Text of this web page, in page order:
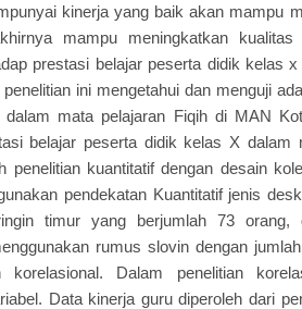
kinerja yang baik akan mampu
mampu meningkatkan kualitas
prestasi belajar peserta didik kelas
ini mengetahui dan menguji
mata pelajaran Fiqih di MAN
belajar peserta didik kelas X dalam
penelitian kuantitatif dengan desain
pendekatan Kuantitatif jenis
timur yang berjumlah 73 orang,
rumus slovin dengan
korelasional. Dalam penelitian
Data kinerja guru diperoleh dari